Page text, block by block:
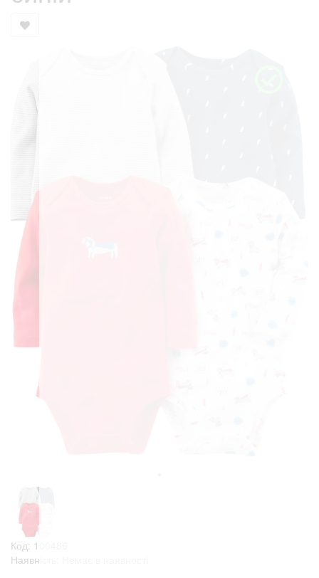
Код: 100486
Наявність: Немає в наявності